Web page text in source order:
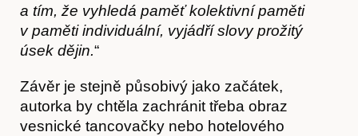
a tím, že vyhledá paměť kolektivní paměti
v paměti individuální, vyjádří slovy prožitý
úsek dějin.“
Závěr je stejně působivý jako začátek,
autorka by chtěla zachránit třeba obraz
vesnické tancovačky nebo hotelového